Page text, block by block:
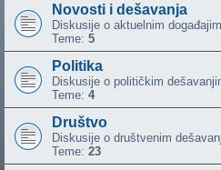
Novosti i dešavanja
Diskusije o aktuelnim
Teme: 5
Politika
Diskusije o političkim
Teme: 4
Društvo
Diskusije o društvenim
Teme: 23